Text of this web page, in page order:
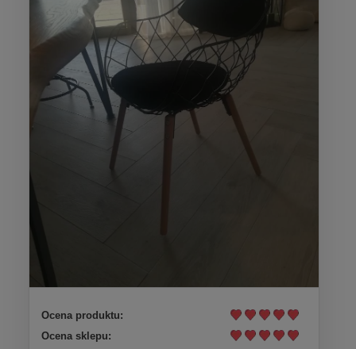
Ocena produktu:
Ocena sklepu: